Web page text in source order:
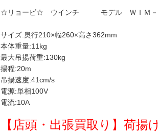
☆リョービ☆ ウインチ モデル ＷＩＭ－
サイズ:奥行210×幅260×高さ362mm
本体重量:11kg
最大吊揚荷重:130kg
揚程:20m
吊揚速度:41cm/s
電源:単相100V
電流:10A
【店頭・出張買取り】荷揚